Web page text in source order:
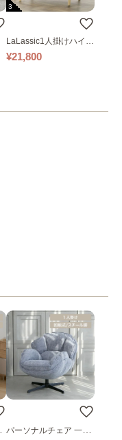
3
LaLassic1人掛けハイバ
ックソファ ワイド
¥21,800
パーソナルチェア 一人